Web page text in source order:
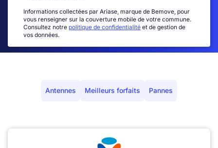
Informations collectées par Ariase, marque de Bemove, pour
vous renseigner sur la couverture mobile de votre commune.
Consultez notre politique de confidentialité et de gestion de
vos données.
Antennes Meilleurs forfaits Pannes